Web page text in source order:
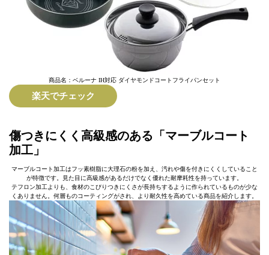
商品名：ベルーナ IH対応 ダイヤモンドコートフライパンセット
楽天でチェック
傷つきにくく高級感のある「マーブルコート
加工」
マーブルコート加工はフッ素樹脂に大理石の粉を加え、汚れや傷を付きにくくしていること
が特徴です。見た目に高級感があるだけでなく優れた耐摩耗性を持っています。
テフロン加工よりも、食材のこびりつきにくさが長持ちするように作られているものが少な
くありません。何層ものコーティングがされ、より耐久性を高めている商品を紹介します。